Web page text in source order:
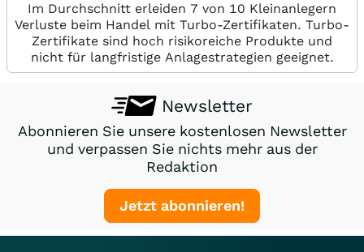
Im Durchschnitt erleiden 7 von 10 Kleinanlegern
Verluste beim Handel mit Turbo-Zertifikaten. Turbo-
Zertifikate sind hoch risikoreiche Produkte und
nicht für langfristige Anlagestrategien geeignet.
Newsletter
Abonnieren Sie unsere kostenlosen Newsletter
und verpassen Sie nichts mehr aus der
Redaktion
Jetzt abonnieren!